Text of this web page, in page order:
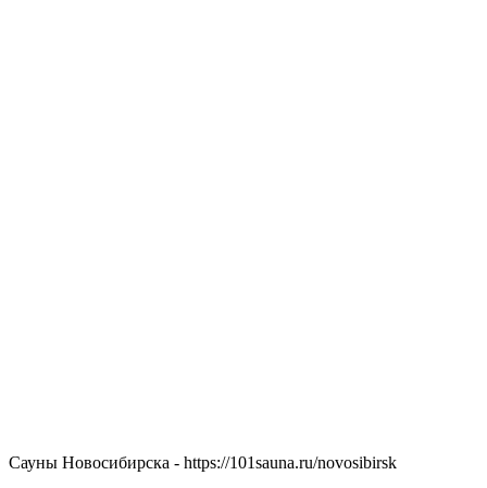
Сауны Новосибирска - https://101sauna.ru/novosibirsk